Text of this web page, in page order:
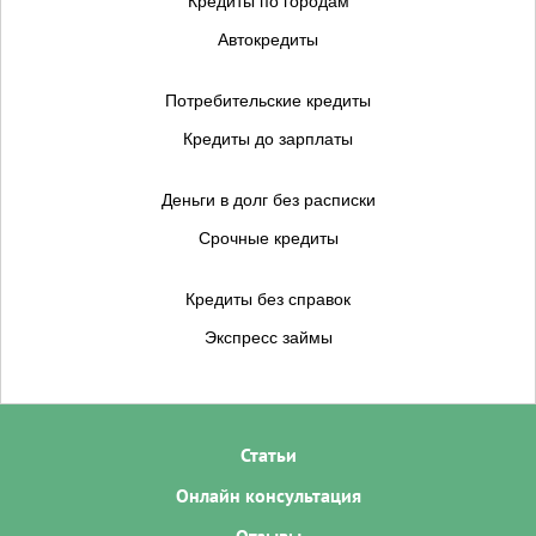
Автокредиты
Потребительские кредиты
Кредиты до зарплаты
Деньги в долг без расписки
Срочные кредиты
Кредиты без справок
Экспресс займы
Статьи
Онлайн консультация